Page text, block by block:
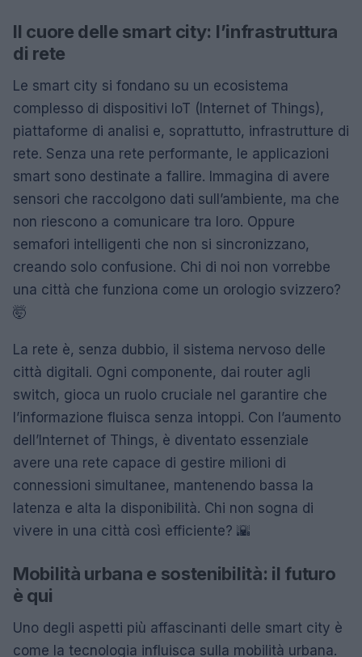
Il cuore delle smart city: l’infrastruttura
di rete
Le smart city si fondano su un ecosistema
complesso di dispositivi IoT (Internet of Things),
piattaforme di analisi e, soprattutto, infrastrutture di
rete. Senza una rete performante, le applicazioni
smart sono destinate a fallire. Immagina di avere
sensori che raccolgono dati sull’ambiente, ma che
non riescono a comunicare tra loro. Oppure
semafori intelligenti che non si sincronizzano,
creando solo confusione. Chi di noi non vorrebbe
una città che funziona come un orologio svizzero?
🤯
La rete è, senza dubbio, il sistema nervoso delle
città digitali. Ogni componente, dai router agli
switch, gioca un ruolo cruciale nel garantire che
l’informazione fluisca senza intoppi. Con l’aumento
dell’Internet of Things, è diventato essenziale
avere una rete capace di gestire milioni di
connessioni simultanee, mantenendo bassa la
latenza e alta la disponibilità. Chi non sogna di
vivere in una città così efficiente? 🌇
Mobilità urbana e sostenibilità: il futuro
è qui
Uno degli aspetti più affascinanti delle smart city è
come la tecnologia influisca sulla mobilità urbana.